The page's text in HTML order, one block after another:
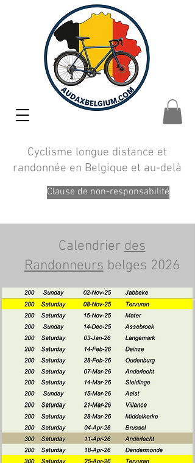
Clause de non-responsabilité
Cyclisme longue distance et
randonnée en Belgique et au-delà
Calendrier des
Randonneurs belges 2026